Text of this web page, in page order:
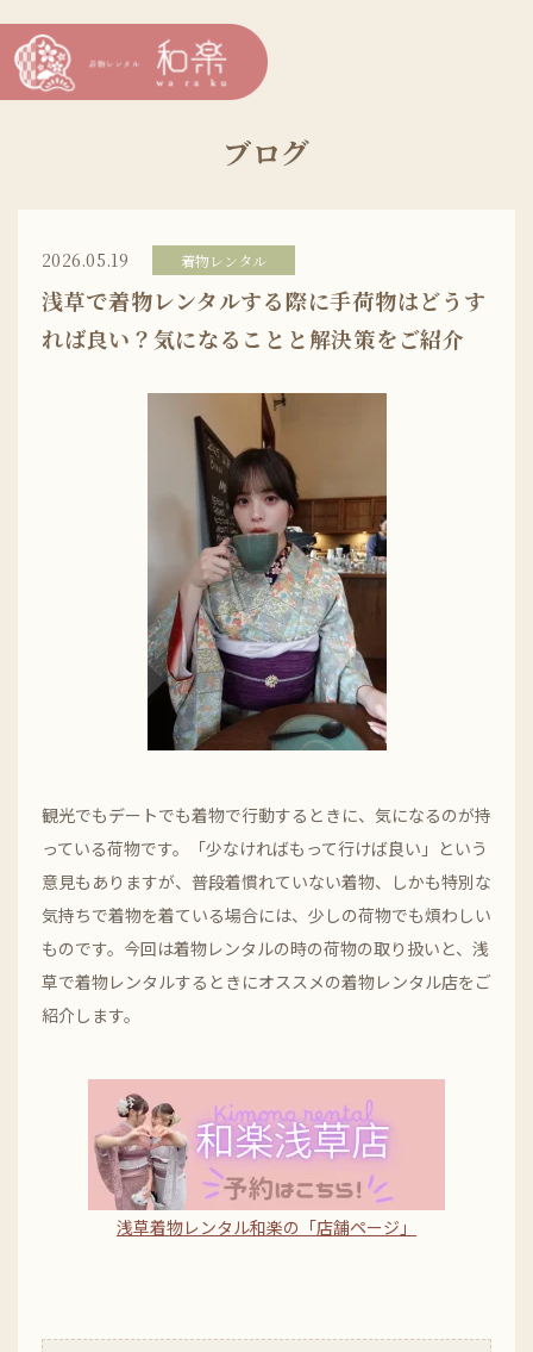
ブログ
2026.05.19 着物レンタル
浅草で着物レンタルする際に手荷物はどうす
れば良い？気になることと解決策をご紹介
観光でもデートでも着物で行動するときに、気になるのが持
っている荷物です。「少なければもって行けば良い」という
意見もありますが、普段着慣れていない着物、しかも特別な
気持ちで着物を着ている場合には、少しの荷物でも煩わしい
ものです。今回は着物レンタルの時の荷物の取り扱いと、浅
草で着物レンタルするときにオススメの着物レンタル店をご
紹介します。
浅草着物レンタル和楽の「店舗ページ」